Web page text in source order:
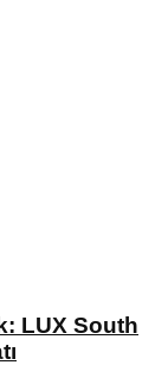
LUX South